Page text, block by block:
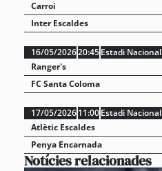
Carroi
Inter Escaldes
16/05/202620:45Estadi Nacional
Ranger's
FC Santa Coloma
17/05/202611:00Estadi Nacional
Atlètic Escaldes
Penya Encarnada
Notícies relacionades